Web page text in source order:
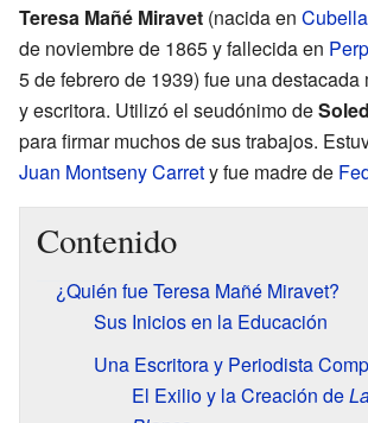
Teresa Mañé Miravet (nacida en
de noviembre de 1865 y fallecida en
5 de febrero de 1939) fue una destacada
y escritora. Utilizó el seudónimo de
para firmar muchos de sus trabajos.
Juan Montseny Carrety fue madre de
Contenido
¿Quién fue Teresa Mañé Miravet?
Sus Inicios en la Educación
Una Escritora y Periodista
El Exilio y la Creación de